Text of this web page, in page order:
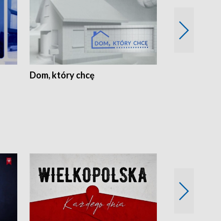
Dom, który chcę